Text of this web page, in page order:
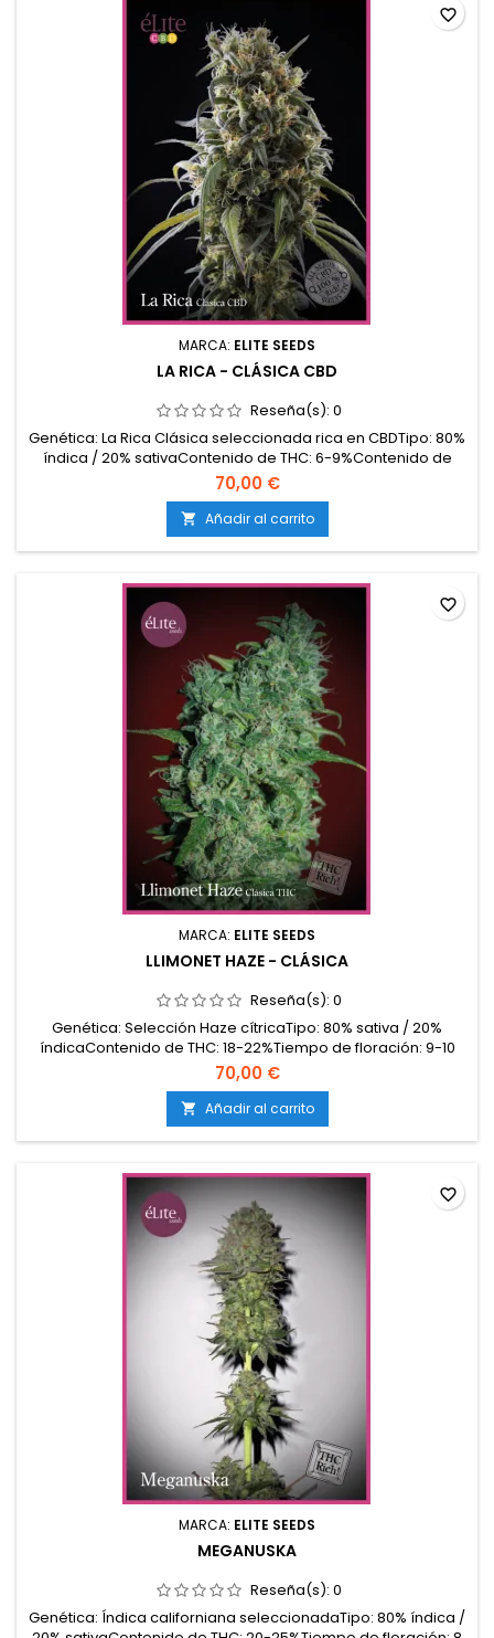
MARCA: ELITE SEEDS
LA RICA - CLÁSICA CBD
Reseña(s): 0
Genética: La Rica Clásica seleccionada rica en CBDTipo: 80%
índica / 20% sativaContenido de THC: 6-9%Contenido de
CBD: 8-12%Tiempo de floración: 7-8 semanas en
interiorProducción en interior: 450-550 g/m²Producción en
exterior: 600-800 g/planta (lista a finales de septiembre /
principios de octubre)Altura: 90-130 cm en interior;...
70,00 €
 Añadir al carrito
favorite_border
MARCA: ELITE SEEDS
LLIMONET HAZE - CLÁSICA
Reseña(s): 0
Genética: Selección Haze cítricaTipo: 80% sativa / 20%
índicaContenido de THC: 18-22%Tiempo de floración: 9-10
semanas en interiorProducción en interior: 450-550
g/m²Producción en exterior: 600-800 g/planta (lista a
mediados de octubre)Altura: 120-160 cm en interior; hasta
250 cm en exteriorAromas y sabores: Intensamente
cítricos,...
70,00 €
 Añadir al carrito
favorite_border
MARCA: ELITE SEEDS
MEGANUSKA
Reseña(s): 0
Genética: Índica californiana seleccionadaTipo: 80% índica /
favorite_border